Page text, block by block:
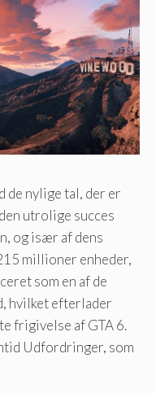
de nylige tal, der er
utrolige succes
og især af dens
millioner enheder,
som en af de
hvilket efterlader
frigivelse af GTA 6.
Udfordringer, som